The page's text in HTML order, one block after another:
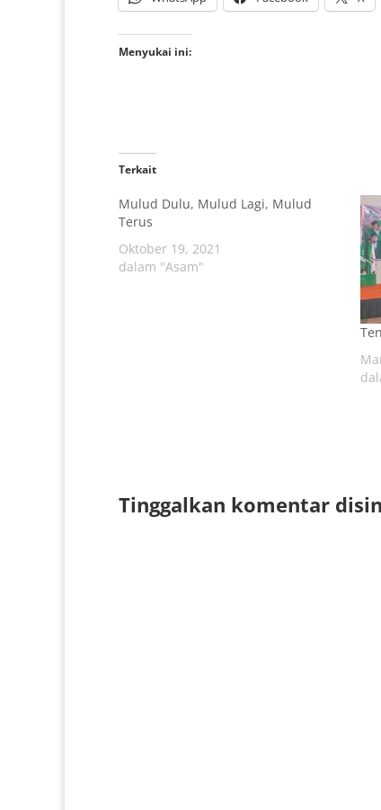
Menyukai ini:
Terkait
Mulud Dulu, Mulud Lagi, Mulud
Terus
Oktober 19, 2021
dalam "Asam"
Tinggalkan komentar